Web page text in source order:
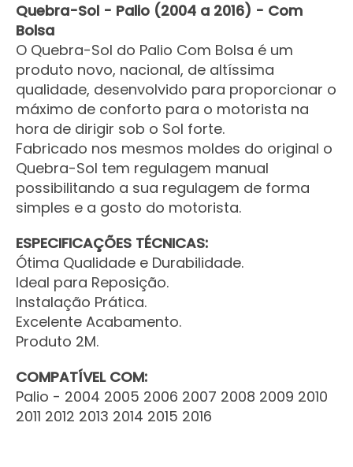
Quebra-Sol - Palio (2004 a 2016) - Com
Bolsa
O Quebra-Sol do Palio Com Bolsa é um
produto novo, nacional, de altíssima
qualidade, desenvolvido para proporcionar o
máximo de conforto para o motorista na
hora de dirigir sob o Sol forte.
Fabricado nos mesmos moldes do original o
Quebra-Sol tem regulagem manual
possibilitando a sua regulagem de forma
simples e a gosto do motorista.
ESPECIFICAÇÕES TÉCNICAS:
Ótima Qualidade e Durabilidade.
Ideal para Reposição.
Instalação Prática.
Excelente Acabamento.
Produto 2M.
COMPATÍVEL COM:
Palio - 2004 2005 2006 2007 2008 2009 2010
2011 2012 2013 2014 2015 2016